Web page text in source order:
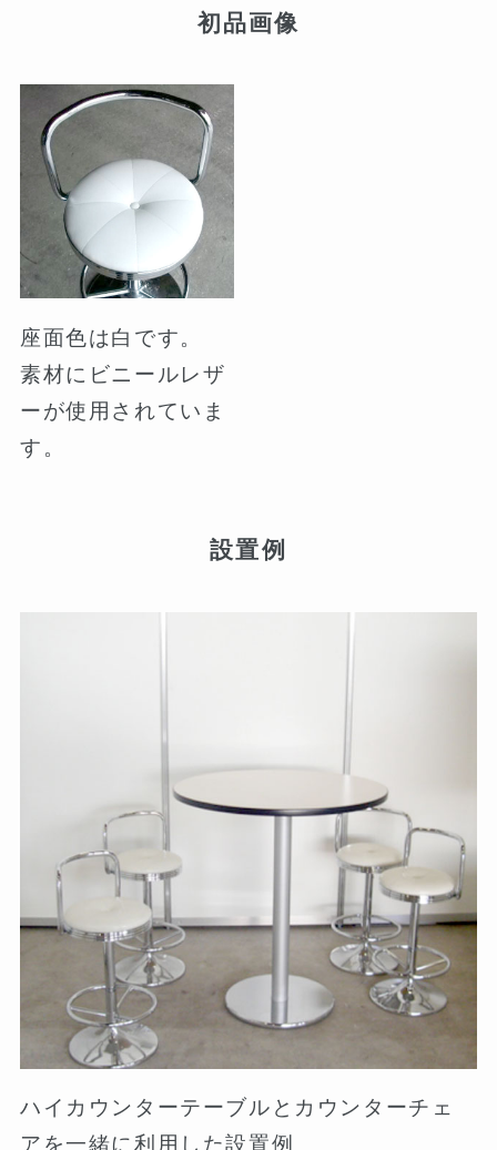
初品画像
座面色は白です。
素材にビニールレザ
ーが使用されていま
す。
設置例
ハイカウンターテーブルとカウンターチェ
アを一緒に利用した設置例